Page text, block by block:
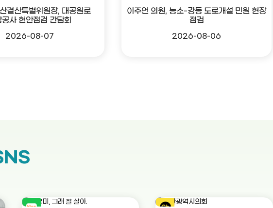
결산특별위원장, 대공원로
사 현안점검 간담회
2026-08-07
이주언 의원, 농소-강동 도로개설 민원 현장
점검
2026-08-06